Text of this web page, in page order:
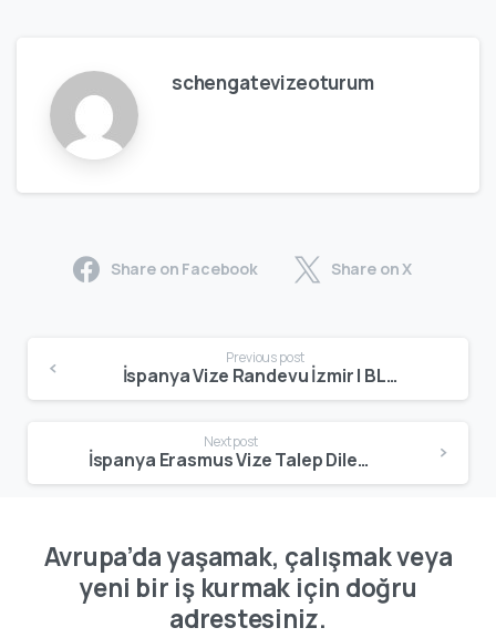
schengatevizeoturum
Share on Facebook Share on X
Previous post
İspanya Vize Randevu İzmir | BLS Spain Başvuru Rehberi – 2025
Next post
İspanya Erasmus Vize Talep Dilekçesi Örneği PDF Hazırlık Rehberi
Avrupa’da yaşamak, çalışmak veya
yeni bir iş kurmak için doğru
adrestesiniz.